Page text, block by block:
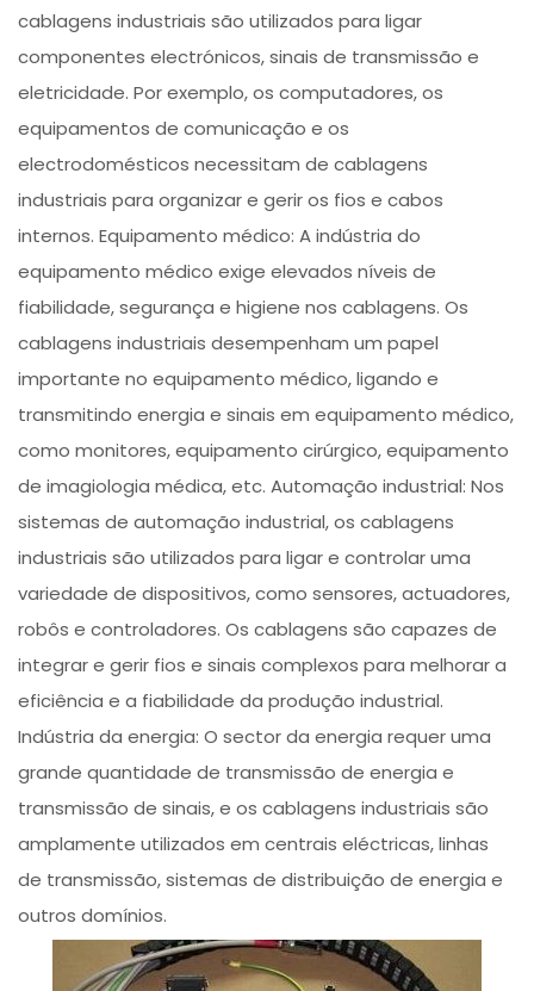
cablagens industriais são utilizados para ligar
componentes electrónicos, sinais de transmissão e
eletricidade. Por exemplo, os computadores, os
equipamentos de comunicação e os
electrodomésticos necessitam de cablagens
industriais para organizar e gerir os fios e cabos
internos. Equipamento médico: A indústria do
equipamento médico exige elevados níveis de
fiabilidade, segurança e higiene nos cablagens. Os
cablagens industriais desempenham um papel
importante no equipamento médico, ligando e
transmitindo energia e sinais em equipamento médico,
como monitores, equipamento cirúrgico, equipamento
de imagiologia médica, etc. Automação industrial: Nos
sistemas de automação industrial, os cablagens
industriais são utilizados para ligar e controlar uma
variedade de dispositivos, como sensores, actuadores,
robôs e controladores. Os cablagens são capazes de
integrar e gerir fios e sinais complexos para melhorar a
eficiência e a fiabilidade da produção industrial.
Indústria da energia: O sector da energia requer uma
grande quantidade de transmissão de energia e
transmissão de sinais, e os cablagens industriais são
amplamente utilizados em centrais eléctricas, linhas
de transmissão, sistemas de distribuição de energia e
outros domínios.